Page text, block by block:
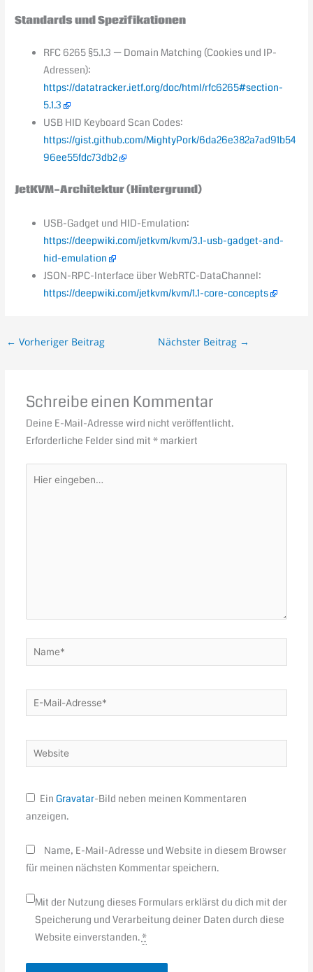
Standards und Spezifikationen
RFC 6265 §5.1.3 — Domain Matching (Cookies und IP-
Adressen):
https://datatracker.ietf.org/doc/html/rfc6265#section-
5.1.3
USB HID Keyboard Scan Codes:
https://gist.github.com/MightyPork/6da26e382a7ad91b54
96ee55fdc73db2
JetKVM-Architektur (Hintergrund)
USB-Gadget und HID-Emulation:
https://deepwiki.com/jetkvm/kvm/3.1-usb-gadget-and-
hid-emulation
JSON-RPC-Interface über WebRTC-DataChannel:
https://deepwiki.com/jetkvm/kvm/1.1-core-concepts
← Vorheriger Beitrag Nächster Beitrag →
Schreibe einen Kommentar
Deine E-Mail-Adresse wird nicht veröffentlicht.
Erforderliche Felder sind mit *markiert
eingeben…
Name*
E-
Mail-
Website
EinGravatar-Bild neben meinen Kommentaren
anzeigen.
Name, E-Mail-Adresse und Website in diesem Browser
für meinen nächsten Kommentar speichern.
Mit der Nutzung dieses Formulars erklärst du dich mit der
Speicherung und Verarbeitung deiner Daten durch diese
Website einverstanden.*